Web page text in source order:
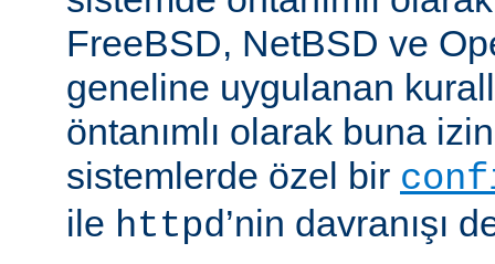
FreeBSD, NetBSD ve
geneline uygulanan
öntanımlı olarak buna
sistemlerde özel bir
ile httpd’nin davranışı